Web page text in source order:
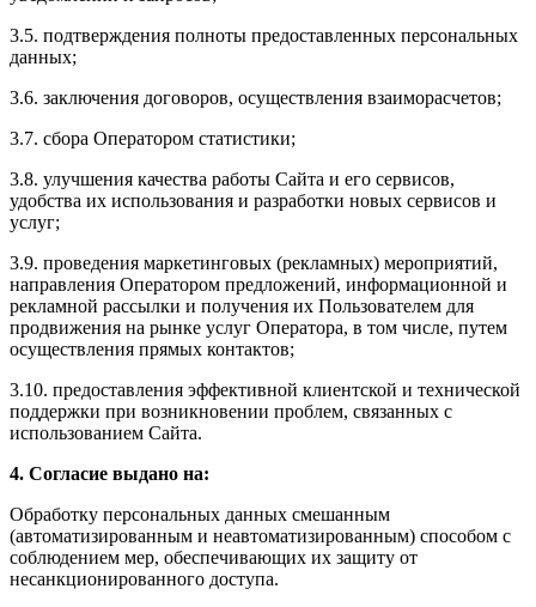
3.5. подтверждения полноты предоставленных персональных
данных;
3.6. заключения договоров, осуществления взаиморасчетов;
3.7. сбора Оператором статистики;
3.8. улучшения качества работы Сайта и его сервисов,
удобства их использования и разработки новых сервисов и
услуг;
3.9. проведения маркетинговых (рекламных) мероприятий,
направления Оператором предложений, информационной и
рекламной рассылки и получения их Пользователем для
продвижения на рынке услуг Оператора, в том числе, путем
осуществления прямых контактов;
3.10. предоставления эффективной клиентской и технической
поддержки при возникновении проблем, связанных с
использованием Сайта.
4. Согласие выдано на:
Обработку персональных данных смешанным
(автоматизированным и неавтоматизированным) способом с
соблюдением мер, обеспечивающих их защиту от
несанкционированного доступа.